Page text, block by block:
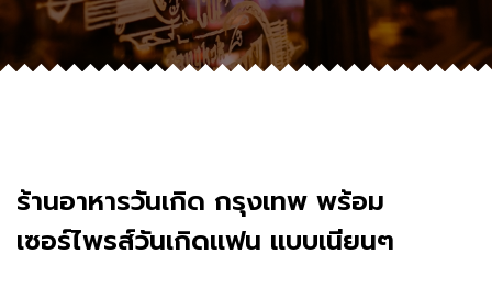
ร้านอาหารวันเกิด กรุงเทพ พร้อม
เซอร์ไพรส์วันเกิดแฟน แบบเนียนๆ